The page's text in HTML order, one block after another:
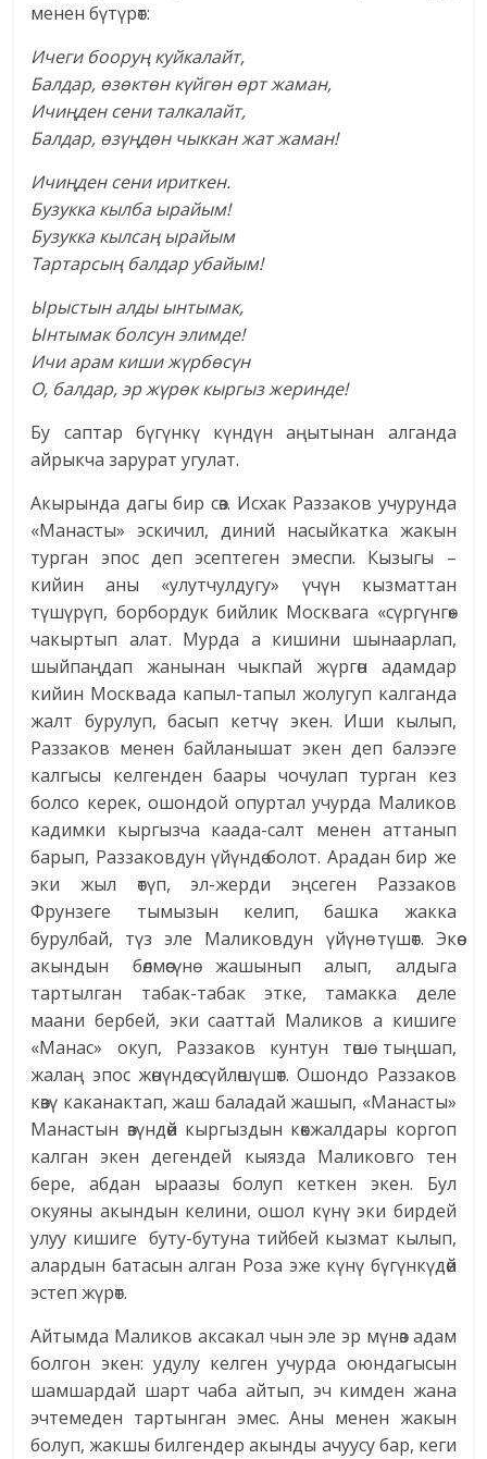
менен бүтүрөт:
Ичеги бооруң куйкалайт,
Балдар, өзөктөн күйгөн өрт жаман,
Ичиңден сени талкалайт,
Балдар, өзүңдөн чыккан жат жаман!
Ичиңден сени ириткен.
Бузукка кылба ырайым!
Бузукка кылсаң ырайым
Тартарсың балдар убайым!
Ырыстын алды ынтымак,
Ынтымак болсун элимде!
Ичи арам киши жүрбөсүн
О, балдар, эр жүрөк кыргыз жеринде!
Бу саптар бүгүнкү күндүн аңытынан алганда
айрыкча зарурат угулат.
Акырында дагы бир сөз. Исхак Раззаков учурунда
«Манасты» эскичил, диний насыйкатка жакын
турган эпос деп эсептеген эмеспи. Кызыгы –
кийин аны «улутчулдугу» үчүн кызматтан
түшүрүп, борбордук бийлик Москвага «сүргүнгө»
чакыртып алат. Мурда а кишини шынаарлап,
шыйпаңдап жанынан чыкпай жүргөн адамдар
кийин Москвада капыл-тапыл жолугуп калганда
жалт бурулуп, басып кетчү экен. Иши кылып,
Раззаков менен байланышат экен деп балээге
калгысы келгенден баары чочулап турган кез
болсо керек, ошондой опуртал учурда Маликов
кадимки кыргызча каада-салт менен аттанып
барып, Раззаковдун үйүндө болот. Арадан бир же
эки жыл өтүп, эл-жерди эңсеген Раззаков
Фрунзеге тымызын келип, башка жакка
бурулбай, түз эле Маликовдун үйүнө түшөт. Экөө
акындын бөлмөсүнө жашынып алып, алдыга
тартылган табак-табак этке, тамакка деле
маани бербей, эки сааттай Маликов а кишиге
«Манас» окуп, Раззаков кунтун төшө тыңшап,
жалаң эпос жөнүндө сүй­лөшүшөт. Ошондо Раззаков
көзү каканактап, жаш баладай жашып, «Манасты»
Манастын өзүн­дөй кыргыздын көкжалдары коргоп
калган экен дегендей кыязда Маликовго тен
бере, абдан ыраазы болуп кеткен экен. Бул
окуяны акындын келини, ошол күнү эки бирдей
улуу кишиге буту-бутуна тийбей кызмат кылып,
алардын батасын алган Роза эже күнү бүгүнкүдөй
эстеп жүрөт.
Айтымда Маликов аксакал чын эле эр мүнөз адам
болгон экен: удулу келген учурда оюндагысын
шамшардай шарт чаба айтып, эч кимден жана
эчтемеден тартынган эмес. Аны менен жакын
болуп, жакшы билгендер акынды ачуусу бар, кеги